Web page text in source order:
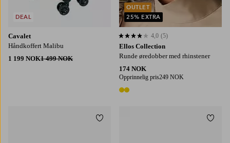
Cavalet
Håndkoffert Malibu
1 199 NOK1 499 NOK
DEAL
Ellos Collection
Runde øredobber med rhinstener
174 NOK
Opprinnelig pris249 NOK
2 farger
4,0 basert på 5 karaktergivninger
4,0 (5)
OUTLET
25% EXTRA
Legg til favoritter